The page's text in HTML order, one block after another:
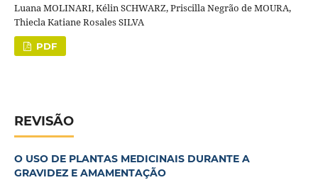
Luana MOLINARI, Kélin SCHWARZ, Priscilla Negrão de MOURA,
Thiecla Katiane Rosales SILVA
PDF
REVISÃO
O USO DE PLANTAS MEDICINAIS DURANTE A
GRAVIDEZ E AMAMENTAÇÃO